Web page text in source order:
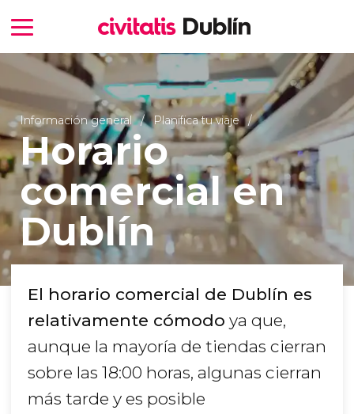
Información general Planifica tu viaje
Horario
comercial en
Dublín
El horario comercial de Dublín es
relativamente cómodo ya que,
aunque la mayoría de tiendas cierran
sobre las 18:00 horas, algunas cierran
más tarde y es posible